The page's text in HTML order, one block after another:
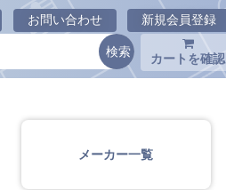
お問い合わせ 新規会員登録
カートを確認
メーカー一覧